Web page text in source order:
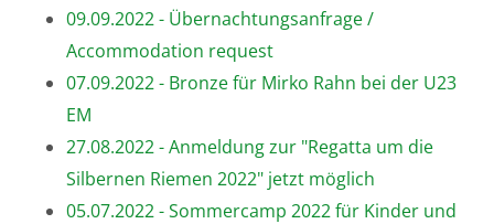
09.09.2022 - Übernachtungsanfrage /
Accommodation request
07.09.2022 - Bronze für Mirko Rahn bei der U23
EM
27.08.2022 - Anmeldung zur "Regatta um die
Silbernen Riemen 2022" jetzt möglich
05.07.2022 - Sommercamp 2022 für Kinder und